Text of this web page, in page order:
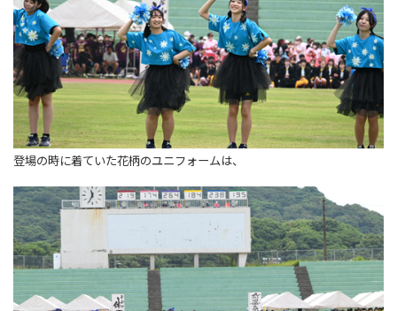
登場の時に着ていた花柄のユニフォームは、